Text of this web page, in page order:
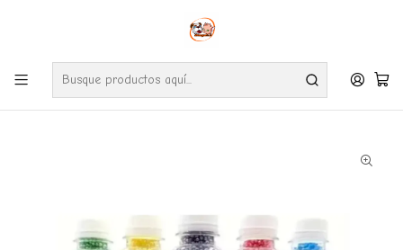
Envíos gratuitos por compras desde $24.990 en la RM (Comunas informadas
Ve nuestras zonas de cobertura diaria.
Inicio Gatos
Perlas Desodorante Para Arena Sanitaria 250 ML